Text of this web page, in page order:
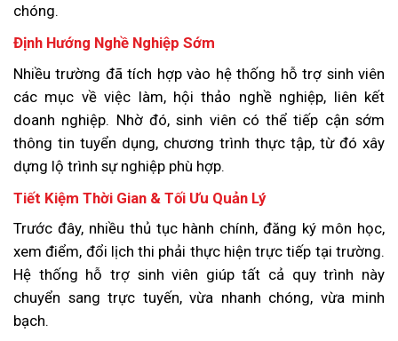
chóng.
Định Hướng Nghề Nghiệp Sớm
Nhiều trường đã tích hợp vào hệ thống hỗ trợ sinh viên
các mục về việc làm, hội thảo nghề nghiệp, liên kết
doanh nghiệp. Nhờ đó, sinh viên có thể tiếp cận sớm
thông tin tuyển dụng, chương trình thực tập, từ đó xây
dựng lộ trình sự nghiệp phù hợp.
Tiết Kiệm Thời Gian & Tối Ưu Quản Lý
Trước đây, nhiều thủ tục hành chính, đăng ký môn học,
xem điểm, đổi lịch thi phải thực hiện trực tiếp tại trường.
Hệ thống hỗ trợ sinh viên giúp tất cả quy trình này
chuyển sang trực tuyến, vừa nhanh chóng, vừa minh
bạch.